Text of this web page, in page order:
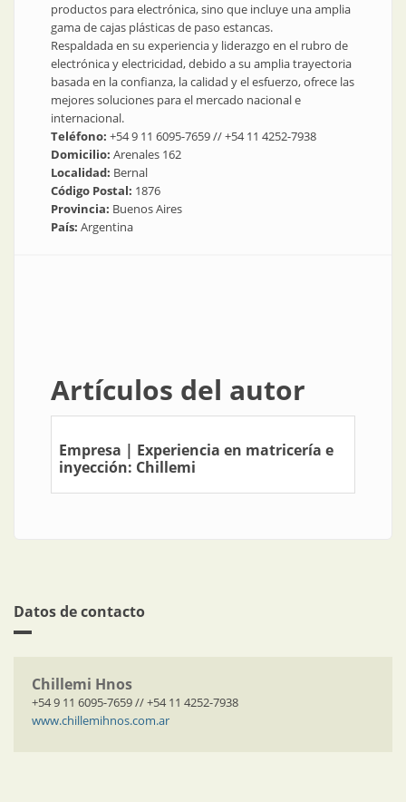
productos para electrónica, sino que incluye una amplia
gama de cajas plásticas de paso estancas.
Respaldada en su experiencia y liderazgo en el rubro de
electrónica y electricidad, debido a su amplia trayectoria
basada en la confianza, la calidad y el esfuerzo, ofrece las
mejores soluciones para el mercado nacional e
internacional.
Teléfono: +54 9 11 6095-7659 // +54 11 4252-7938
Domicilio: Arenales 162
Localidad: Bernal
Código Postal: 1876
Provincia: Buenos Aires
País: Argentina
Artículos del autor
Empresa | Experiencia en matricería e
inyección: Chillemi
Datos de contacto
Chillemi Hnos
+54 9 11 6095-7659 // +54 11 4252-7938
www.chillemihnos.com.ar